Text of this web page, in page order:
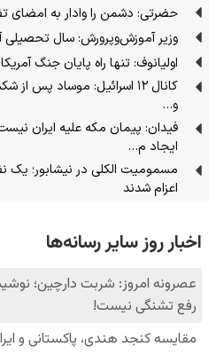
حضرتی: دشمن را وادار به امضای
وزیر آموزش‌وپرورش: سال
اولیانوف: تنها راه پایان جنگ
کانال ۱۲ اسرائیل: موساد پس
و…
فیدان: پیمان مکه علیه ایران
ایجاد م…
اعزام شدند